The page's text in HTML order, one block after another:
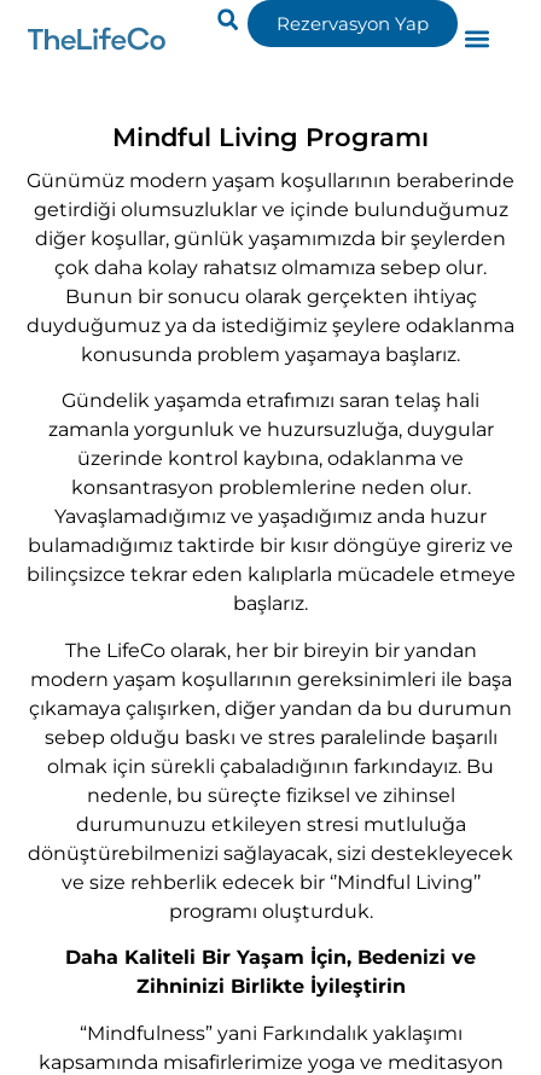
Rezervasyon Yap
Mindful Living Programı
Günümüz modern yaşam koşullarının beraberinde
getirdiği olumsuzluklar ve içinde bulunduğumuz
diğer koşullar, günlük yaşamımızda bir şeylerden
çok daha kolay rahatsız olmamıza sebep olur.
Bunun bir sonucu olarak gerçekten ihtiyaç
duyduğumuz ya da istediğimiz şeylere odaklanma
konusunda problem yaşamaya başlarız.
Gündelik yaşamda etrafımızı saran telaş hali
zamanla yorgunluk ve huzursuzluğa, duygular
üzerinde kontrol kaybına, odaklanma ve
konsantrasyon problemlerine neden olur.
Yavaşlamadığımız ve yaşadığımız anda huzur
bulamadığımız taktirde bir kısır döngüye gireriz ve
bilinçsizce tekrar eden kalıplarla mücadele etmeye
başlarız.
The LifeCo olarak, her bir bireyin bir yandan
modern yaşam koşullarının gereksinimleri ile başa
çıkamaya çalışırken, diğer yandan da bu durumun
sebep olduğu baskı ve stres paralelinde başarılı
olmak için sürekli çabaladığının farkındayız. Bu
nedenle, bu süreçte fiziksel ve zihinsel
durumunuzu etkileyen stresi mutluluğa
dönüştürebilmenizi sağlayacak, sizi destekleyecek
ve size rehberlik edecek bir ‘’Mindful Living’’
programı oluşturduk.
Daha Kaliteli Bir Yaşam İçin, Bedenizi ve
Zihninizi Birlikte İyileştirin
“Mindfulness” yani Farkındalık yaklaşımı
kapsamında misafirlerimize yoga ve meditasyon